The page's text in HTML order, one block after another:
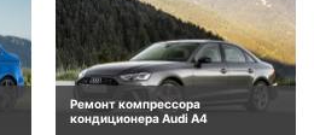
Ремонт компрессора
кондиционера Audi A4